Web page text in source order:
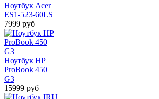
Ноутбук Acer
ES1-523-60LS
7999 руб
Ноутбук HP
ProBook 450
G3
15999 руб